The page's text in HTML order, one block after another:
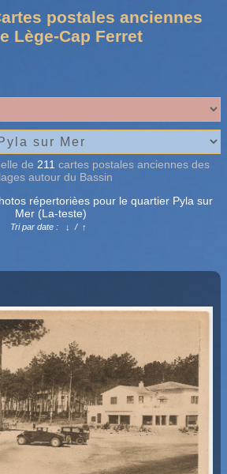
postales anciennes
Lège-Cap Ferret
de 211 cartes postales anciennes des
autour du Bassin
répertorièes pour le quartier Pyla sur
Mer (La-teste)
Tri par date : ↓ /↑